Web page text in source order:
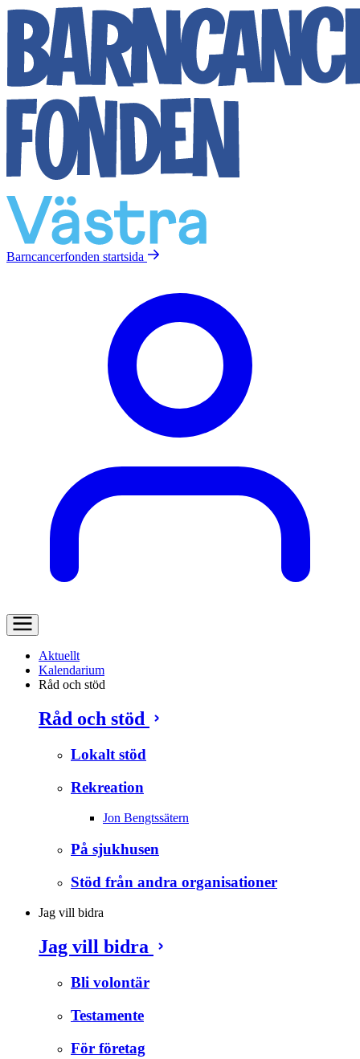
Barncancerfonden startsida
Aktuellt
Kalendarium
Råd och stöd
Råd och stöd
Lokalt stöd
Rekreation
Jon Bengtssätern
På sjukhusen
Stöd från andra organisationer
Jag vill bidra
Jag vill bidra
Bli volontär
Testamente
För företag